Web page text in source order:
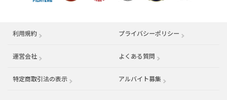
利用規約 プライバシーポリシー
運営会社 （別ウィンドウで開く） よくある質問
特定商取引法の表示 アルバイト募集 （別ウィンドウで開く